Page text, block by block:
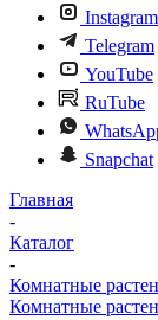
Instagram
Telegram
YouTube
RuTube
Snapchat
Главная
-
Каталог
-
Комнатные
Комнатные